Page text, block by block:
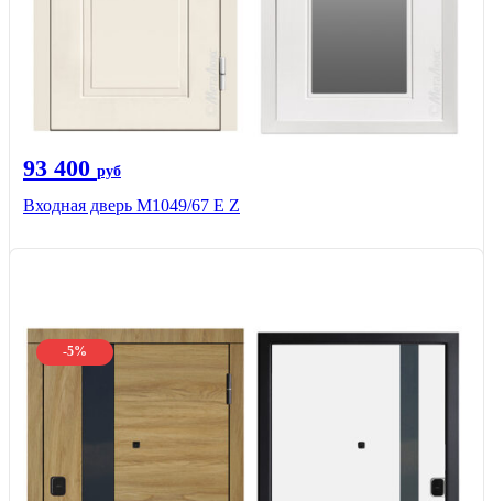
93 400 руб
Входная дверь М1049/67 Е Z
-5%